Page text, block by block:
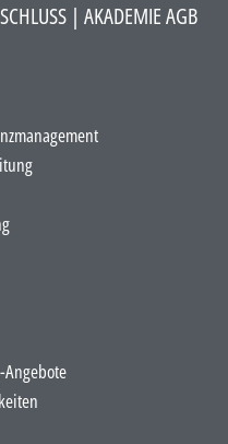
| AKADEMIE AGB